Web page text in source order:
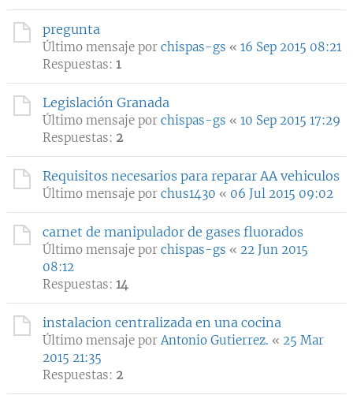
pregunta
Último mensaje por chispas-gs « 16 Sep 2015 08:21
Respuestas: 1
Legislación Granada
Último mensaje por chispas-gs « 10 Sep 2015 17:29
Respuestas: 2
Requisitos necesarios para reparar AA vehiculos
Último mensaje por chus1430 « 06 Jul 2015 09:02
carnet de manipulador de gases fluorados
Último mensaje por chispas-gs « 22 Jun 2015
08:12
Respuestas: 14
instalacion centralizada en una cocina
Último mensaje porAntonio Gutierrez. « 25 Mar
2015 21:35
Respuestas: 2